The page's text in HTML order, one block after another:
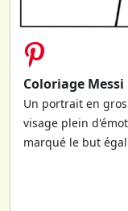
Coloriage
Un portrait en
visage plein
marqué le but